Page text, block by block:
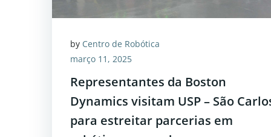
by Centro de Robótica
março 11, 2025
Representantes da Boston
Dynamics visitam USP – São
para estreitar parcerias em